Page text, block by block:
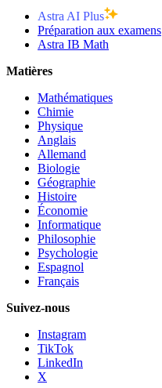
Astra AI Plus
Préparation aux examens
Astra IB Math
Matières
Mathématiques
Chimie
Physique
Anglais
Allemand
Biologie
Géographie
Histoire
Économie
Informatique
Philosophie
Psychologie
Espagnol
Français
Suivez-nous
Instagram
TikTok
LinkedIn
X